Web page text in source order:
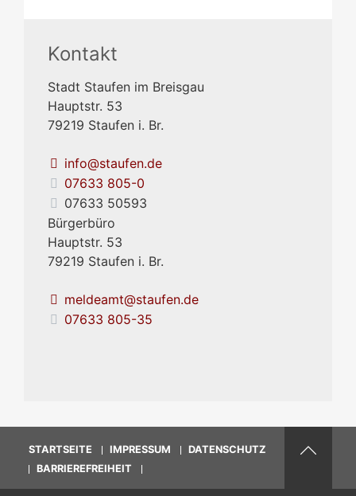
Kontakt
Stadt Staufen im Breisgau
Hauptstr. 53
79219 Staufen i. Br.
info@staufen.de
07633 805-0
07633 50593
Bürgerbüro
Hauptstr. 53
79219 Staufen i. Br.
meldeamt@staufen.de
07633 805-35
STARTSEITE IMPRESSUM
DATENSCHUTZ
BARRIEREFREIHEIT